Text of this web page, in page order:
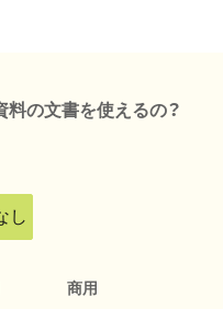
料の文書を使えるの？
し
商用